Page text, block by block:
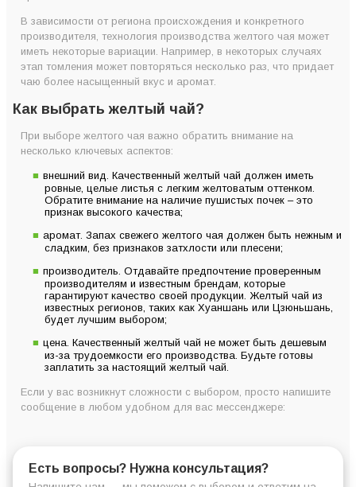
В зависимости от региона происхождения и конкретного
производителя, технология производства желтого чая может
иметь некоторые вариации. Например, в некоторых случаях
этап томления может повторяться несколько раз, что придает
чаю более насыщенный вкус и аромат.
Как выбрать желтый чай?
При выборе желтого чая важно обратить внимание на
несколько ключевых аспектов:
внешний вид. Качественный желтый чай должен иметь
ровные, целые листья с легким желтоватым оттенком.
Обратите внимание на наличие пушистых почек – это
признак высокого качества;
аромат. Запах свежего желтого чая должен быть нежным и
сладким, без признаков затхлости или плесени;
производитель. Отдавайте предпочтение проверенным
производителям и известным брендам, которые
гарантируют качество своей продукции. Желтый чай из
известных регионов, таких как Хуаншань или Цзюньшань,
будет лучшим выбором;
цена. Качественный желтый чай не может быть дешевым
из-за трудоемкости его производства. Будьте готовы
заплатить за настоящий желтый чай.
Если у вас возникнут сложности с выбором, просто напишите
сообщение в любом удобном для вас мессенджере:
Есть вопросы? Нужна консультация?